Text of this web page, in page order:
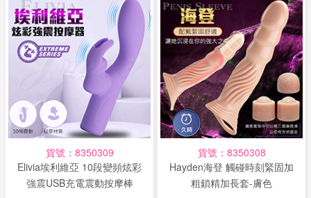
貨號：8350309
Elivia埃利維亞 10段變頻炫彩
強震USB充電震動按摩棒
貨號：8350308
Hayden海登 觸碰時刻緊固加
粗鎖精加長套-膚色